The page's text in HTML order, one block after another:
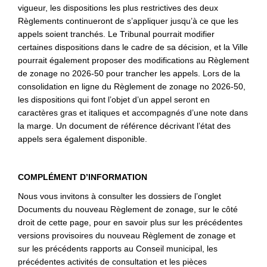
vigueur, les dispositions les plus restrictives des deux
Règlements continueront de s’appliquer jusqu’à ce que les
appels soient tranchés. Le Tribunal pourrait modifier
certaines dispositions dans le cadre de sa décision, et la Ville
pourrait également proposer des modifications au Règlement
de zonage no 2026‑50 pour trancher les appels. Lors de la
consolidation en ligne du Règlement de zonage no 2026-50,
les dispositions qui font l’objet d’un appel seront en
caractères gras et italiques et accompagnés d’une note dans
la marge. Un document de référence décrivant l’état des
appels sera également disponible.
COMPLÉMENT D’INFORMATION
Nous vous invitons à consulter les dossiers de l’onglet
Documents du nouveau Règlement de zonage, sur le côté
droit de cette page, pour en savoir plus sur les précédentes
versions provisoires du nouveau Règlement de zonage et
sur les précédents rapports au Conseil municipal, les
précédentes activités de consultation et les pièces